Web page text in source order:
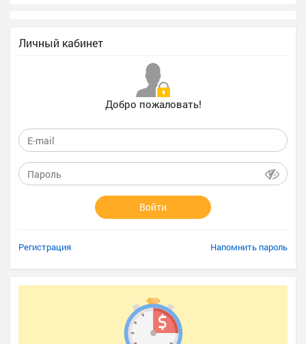
Личный кабинет
Добро пожаловать!
Войти
Регистрация Напомнить пароль